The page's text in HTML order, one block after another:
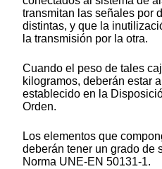
transmitan las señales por
distintas, y que la
la transmisión por la otra.
Cuando el peso de tales
kilogramos, deberán estar
establecido en la
Orden.
Los elementos que
deberán tener un grado de
Norma UNE-EN 50131-1.